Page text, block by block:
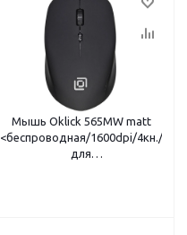
Мышь Oklick 565MW matt
<беспроводная/1600dpi/4кн./
для